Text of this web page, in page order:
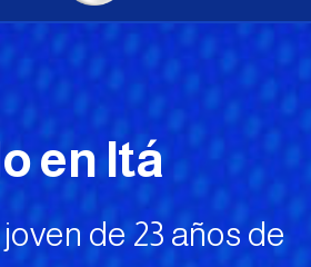
en Itá
de 23 años de